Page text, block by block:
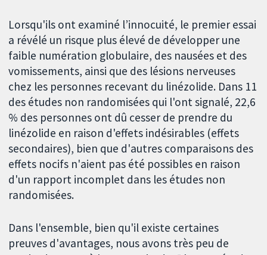
Lorsqu'ils ont examiné l’innocuité, le premier essai
a révélé un risque plus élevé de développer une
faible numération globulaire, des nausées et des
vomissements, ainsi que des lésions nerveuses
chez les personnes recevant du linézolide. Dans 11
des études non randomisées qui l'ont signalé, 22,6
% des personnes ont dû cesser de prendre du
linézolide en raison d'effets indésirables (effets
secondaires), bien que d'autres comparaisons des
effets nocifs n'aient pas été possibles en raison
d'un rapport incomplet dans les études non
randomisées.
Dans l'ensemble, bien qu'il existe certaines
preuves d'avantages, nous avons très peu de